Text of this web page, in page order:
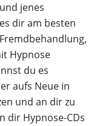
jenes
dir am besten
Hypnose
du es
aufs Neue in
und an dir zu
dir Hypnose-CDs